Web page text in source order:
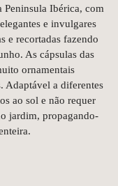
Peninsula Ibérica, com
e invulgares
e recortadas fazendo
As cápsulas das
ornamentais
Adaptável a diferentes
ao sol e não requer
jardim, propagando-